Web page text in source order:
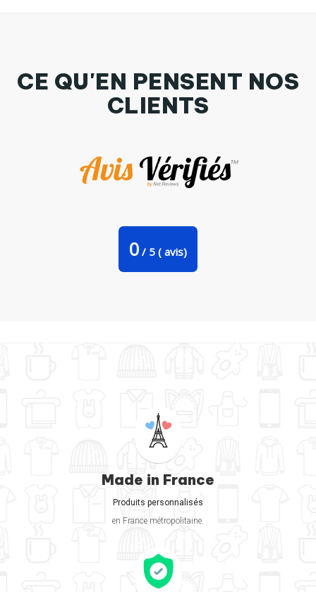
CE QU'EN PENSENT NOS
CLIENTS
0 / 5 ( avis)
Made in France
Produits personnalisés
en France métropolitaine.